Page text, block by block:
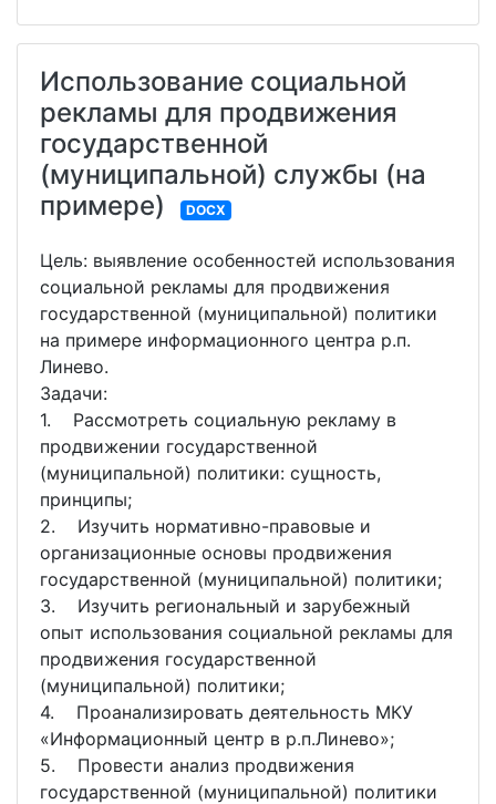
Использование социальной
рекламы для продвижения
государственной
(муниципальной) службы (на
примере)
DOCX
Цель: выявление особенностей использования
социальной рекламы для продвижения
государственной (муниципальной) политики
на примере информационного центра р.п.
Линево.
Задачи:
1. Рассмотреть социальную рекламу в
продвижении государственной
(муниципальной) политики: сущность,
принципы;
2. Изучить нормативно-правовые и
организационные основы продвижения
государственной (муниципальной) политики;
3. Изучить региональный и зарубежный
опыт использования социальной рекламы для
продвижения государственной
(муниципальной) политики;
4. Проанализировать деятельность МКУ
«Информационный центр в р.п.Линево»;
5. Провести анализ продвижения
государственной (муниципальной) политики